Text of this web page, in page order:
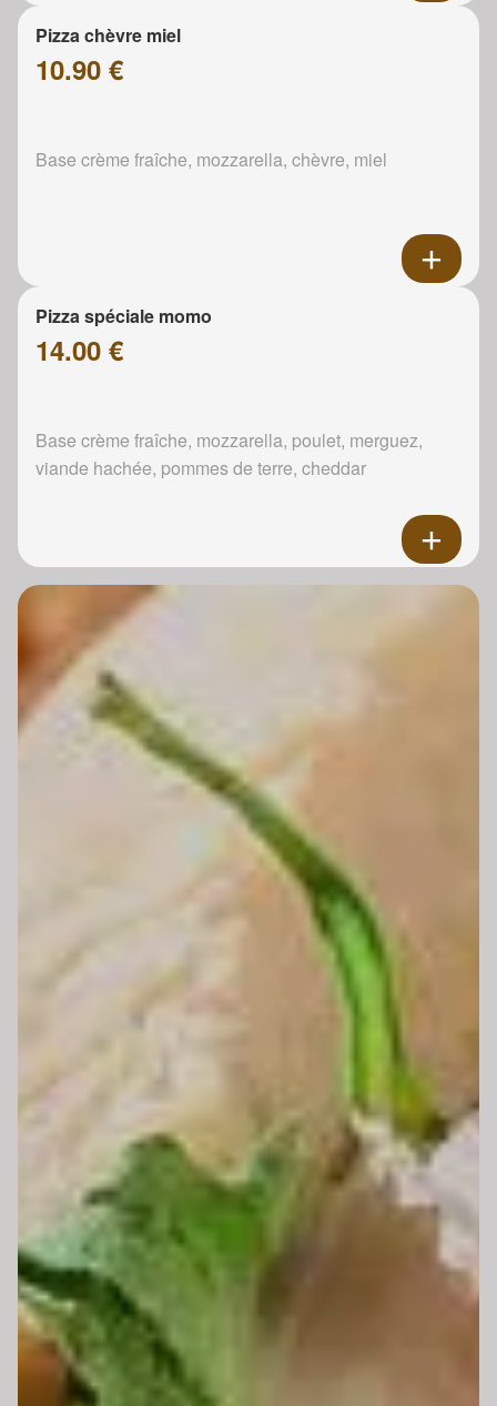
Pizza chèvre miel
10.90 €
Base crème fraîche, mozzarella, chèvre, miel
Pizza spéciale momo
14.00 €
Base crème fraîche, mozzarella, poulet, merguez,
viande hachée, pommes de terre, cheddar